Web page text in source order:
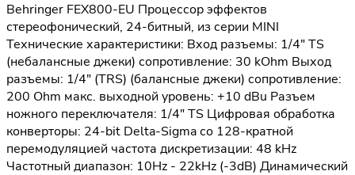
Behringer FEX800-EU Процессор эффектов
стереофонический, 24-битный, из серии MINI
Технические характеристики: Вход разъемы: 1/4" TS
(небалансные джеки) сопротивление: 30 kOhm Выход
разъемы: 1/4" (TRS) (балансные джеки) сопротивление:
200 Ohm макс. выходной уровень: +10 dBu Разъем
ножного переключателя: 1/4" TS Цифровая обработка
конверторы: 24-bit Delta-Sigma со 128-кратной
перемодуляцией частота дискретизации: 48 kHz
Частотный диапазон: 10Hz - 22kHz (-3dB) Динамический